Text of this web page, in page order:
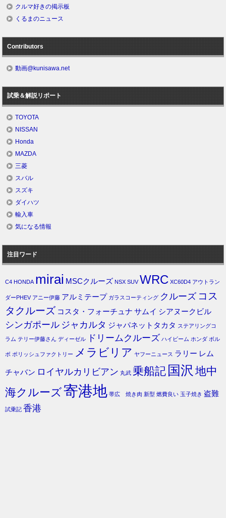
クルマ好きの掲示板
くるまのニュース
Contributors
動画@kunisawa.net
試乗＆解説リポート
TOYOTA
NISSAN
Honda
MAZDA
三菱
スバル
スズキ
ダイハツ
輸入車
気になる情報
注目ワード
C4 HONDA mirai MSCクルーズ NSX SUV WRC XC60D4 アウトラン
ダーPHEV アニー伊藤 アルミテープ ガラスコーティング クルーズ コス
タクルーズ コスタ・フォーチュナ サムイ シアヌークビル
シンガポール ジャカルタ ジャパネットタカタ ステアリングコ
ラム テリー伊藤さん ディーゼル ドリームクルーズ ハイビーム ホンダ ボル
ボ ポリッシュファクトリー メラビリア ヤフーニュース ラリー レム
チャバン ロイヤルカリビアン 丸武 乗船記 国沢 地中
海クルーズ寄港地 帯広 焼き肉 新型 燃費良い 玉子焼き 盗難
試乗記 香港